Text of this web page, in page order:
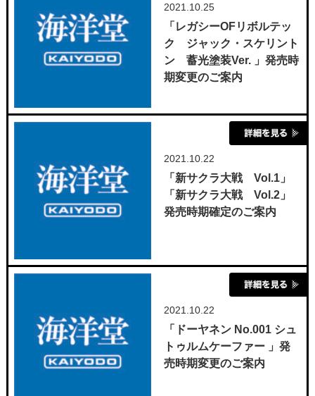
2021.10.25
「レガシーOFリボルテッ
ク ジャック・スケリント
ン 蓄光塗装Ver. 」発売時
期変更のご案内
2021.10.22
「新サクラ大戦 Vol.1」
「新サクラ大戦 Vol.2」
発売時期確定のご案内
2021.10.22
「ドーヤネン No.001 シュ
トゥルムケーファー 」発
売時期変更のご案内